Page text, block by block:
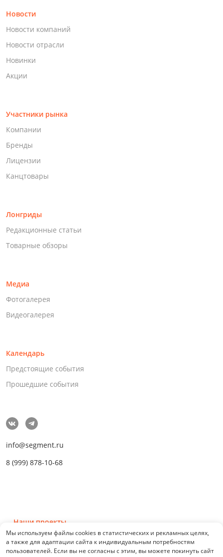
Новости
Новости компаний
Новости отрасли
Новинки
Акции
Участники рынка
Компании
Бренды
Лицензии
Канцтовары
Лонгриды
Редакционные статьи
Товарные обзоры
Медиа
Фотогалерея
Видеогалерея
Календарь
Предстоящие события
Прошедшие события
info@segment.ru
8 (999) 878-10-68
Наши проекты
Мы используем файлы cookies в статистических и рекламных целях,
а также для адаптации сайта к индивидуальным потребностям
пользователей. Если вы не согласны с этим, вы можете покинуть сайт